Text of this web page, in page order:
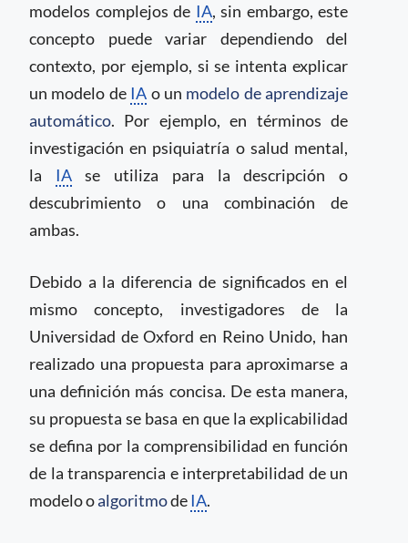
modelos complejos de IA, sin embargo, este
concepto puede variar dependiendo del
contexto, por ejemplo, si se intenta explicar
un modelo de IA o un modelo de aprendizaje
automático. Por ejemplo, en términos de
investigación en psiquiatría o salud mental,
la IAse utiliza para la descripción o
descubrimiento o una combinación de
ambas.
Debido a la diferencia de significados en el
mismo concepto, investigadores de la
Universidad de Oxford en Reino Unido, han
realizado una propuesta para aproximarse a
una definición más concisa. De esta manera,
su propuesta se basa en que la explicabilidad
se defina por la comprensibilidad en función
de la transparencia e interpretabilidad de un
modelo oalgoritmodeIA.